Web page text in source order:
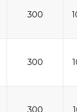
300
300
300